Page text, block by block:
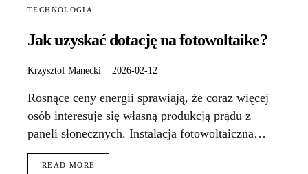
TECHNOLOGIA
Jak uzyskać dotację na fotowoltaike?
Krzysztof Manecki 2026-02-12
Rosnące ceny energii sprawiają, że coraz więcej
osób interesuje się własną produkcją prądu z
paneli słonecznych. Instalacja fotowoltaiczna…
READ MORE